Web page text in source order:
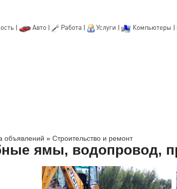
| Авто| Работа | Услуги | Компьютеры |
объявлений » Строительство и ремонт
ямы, водопровод,